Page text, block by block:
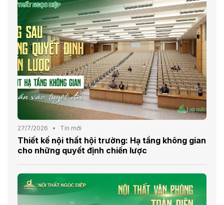
27/7/2026 Tin mới
Thiết kế nội thất hội trường: Hạ tầng không gian
cho những quyết định chiến lược